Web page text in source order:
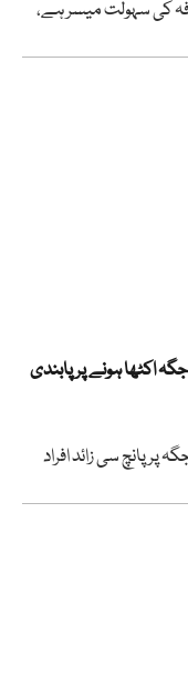
کی سہولت میسر ہے،
اکٹھا ہونے پر پابندی
پر پانچ سی زائد افراد